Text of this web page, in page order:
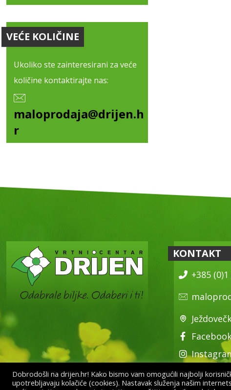
VEĆE KOLIČINE
Ukoliko ste zainteresirani za veće
količine kontaktirajte nas:
maloprodaja@drijen.h
r
KONTAKT
+385
Dobrodošli na drijen.hr! Kako bismo vam omogućili najbolji
upotrebljavaju kolačiće (cookies). Nastavak služenja našim